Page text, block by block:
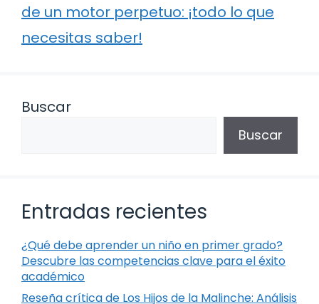
de un motor perpetuo: ¡todo lo que
necesitas saber!
Buscar
Buscar
Entradas recientes
¿Qué debe aprender un niño en primer grado?
Descubre las competencias clave para el éxito
académico
Reseña crítica de Los Hijos de la Malinche: Análisis